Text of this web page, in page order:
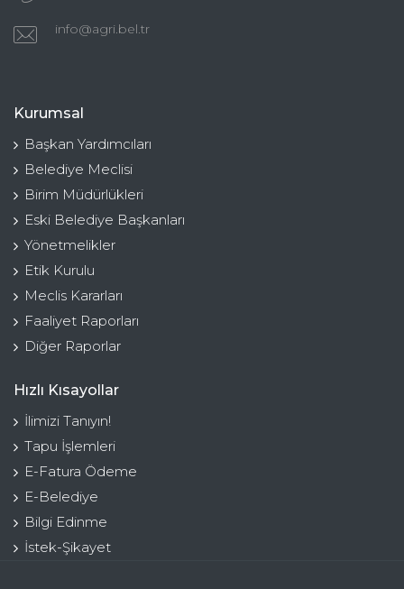
info@agri.bel.tr
Kurumsal
Başkan Yardımcıları
Belediye Meclisi
Birim Müdürlükleri
Eski Belediye Başkanları
Yönetmelikler
Etik Kurulu
Meclis Kararları
Faaliyet Raporları
Diğer Raporlar
Hızlı Kısayollar
İlimizi Tanıyın!
Tapu İşlemleri
E-Fatura Ödeme
E-Belediye
Bilgi Edinme
İstek-Şikayet